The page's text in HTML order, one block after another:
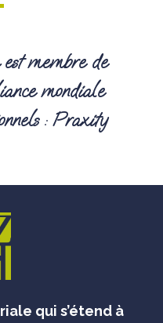
membre de
mondiale
: Praxity
qui s’étend à